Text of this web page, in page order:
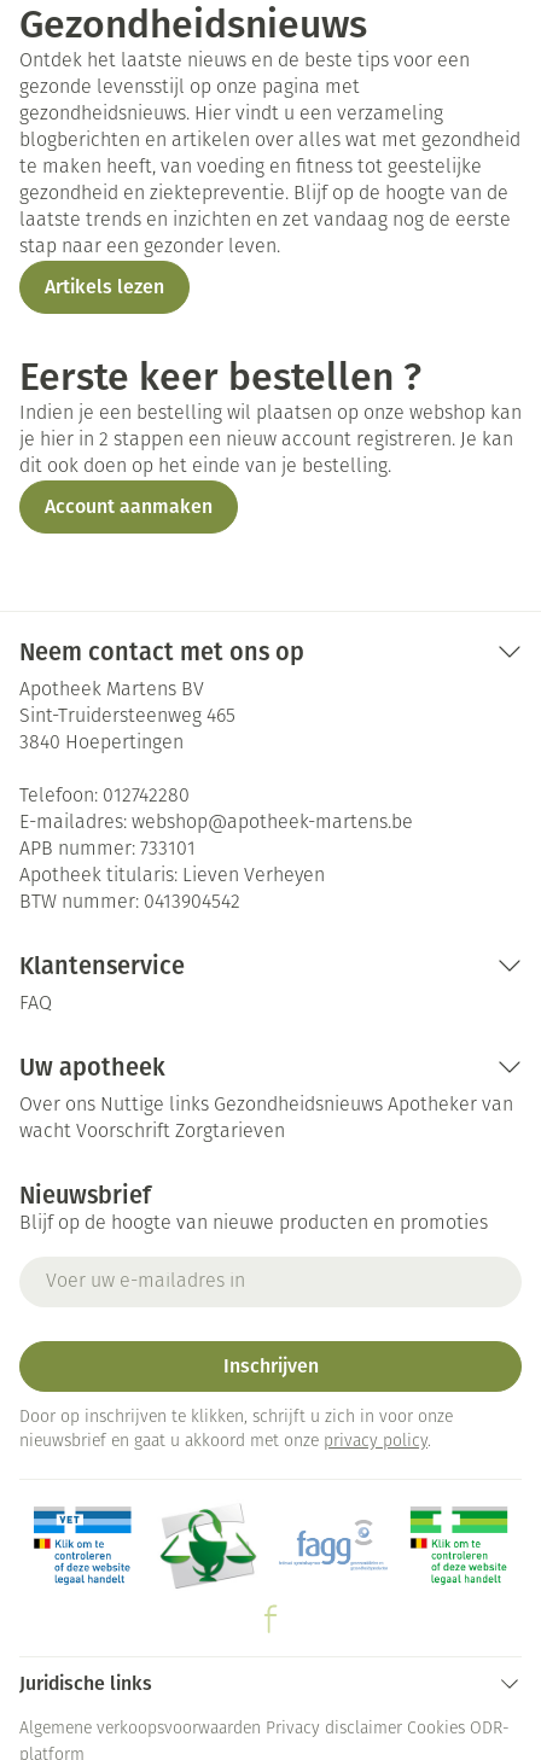
Gezondheidsnieuws
Ontdek het laatste nieuws en de beste tips voor een
gezonde levensstijl op onze pagina met
gezondheidsnieuws. Hier vindt u een verzameling
blogberichten en artikelen over alles wat met gezondheid
te maken heeft, van voeding en fitness tot geestelijke
gezondheid en ziektepreventie. Blijf op de hoogte van de
laatste trends en inzichten en zet vandaag nog de eerste
stap naar een gezonder leven.
Artikels lezen
Eerste keer bestellen ?
Indien je een bestelling wil plaatsen op onze webshop kan
je hier in 2 stappen een nieuw account registreren. Je kan
dit ook doen op het einde van je bestelling.
Account aanmaken
Neem contact met ons op
Apotheek Martens BV
Sint-Truidersteenweg 465
3840 Hoepertingen
Telefoon: 012742280
E-mailadres: webshop@apotheek-martens.be
APB nummer: 733101
Apotheek titularis: Lieven Verheyen
BTW nummer: 0413904542
Klantenservice
FAQ
Uw apotheek
Over ons Nuttige links Gezondheidsnieuws Apotheker van
wacht Voorschrift Zorgtarieven
Nieuwsbrief
Blijf op de hoogte van nieuwe producten en promoties
Inschrijven
Door op inschrijven te klikken, schrijft u zich in voor onze
nieuwsbrief en gaat u akkoord met onze privacy policy.
Juridische links
Algemene verkoopsvoorwaarden Privacy disclaimer Cookies ODR-
platform